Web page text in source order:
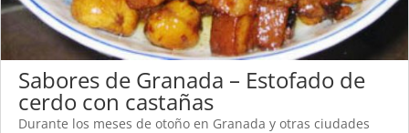
Sabores de Granada – Estofado de
cerdo con castañas
Durante los meses de otoño en Granada y otras ciudades